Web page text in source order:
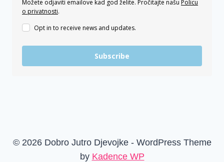
Možete odjaviti emailove kad god želite. Pročitajte našu Policu
o privatnosti.
Opt in to receive news and updates.
Subscribe
© 2026 Dobro Jutro Djevojke - WordPress Theme
by Kadence WP